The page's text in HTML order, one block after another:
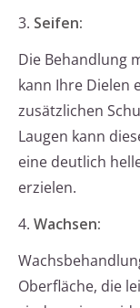
3. Seifen:
Die Behandlung
kann Ihre Dielen
zusätzlichen
Laugen kann
eine deutlich
erzielen.
4. Wachsen:
Oberfläche, die